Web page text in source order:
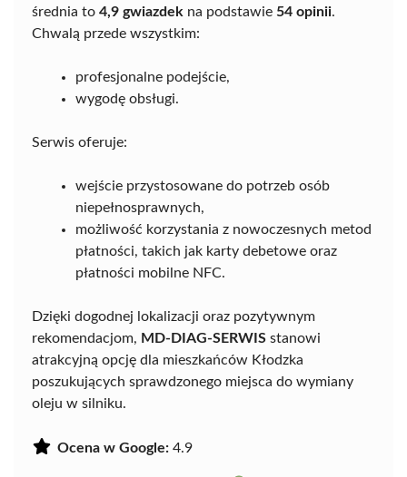
średnia to 4,9 gwiazdek na podstawie 54 opinii.
Chwalą przede wszystkim:
profesjonalne podejście,
wygodę obsługi.
Serwis oferuje:
wejście przystosowane do potrzeb osób
niepełnosprawnych,
możliwość korzystania z nowoczesnych metod
płatności, takich jak karty debetowe oraz
płatności mobilne NFC.
Dzięki dogodnej lokalizacji oraz pozytywnym
rekomendacjom, MD-DIAG-SERWIS stanowi
atrakcyjną opcję dla mieszkańców Kłodzka
poszukujących sprawdzonego miejsca do wymiany
oleju w silniku.
Ocena w Google: 4.9